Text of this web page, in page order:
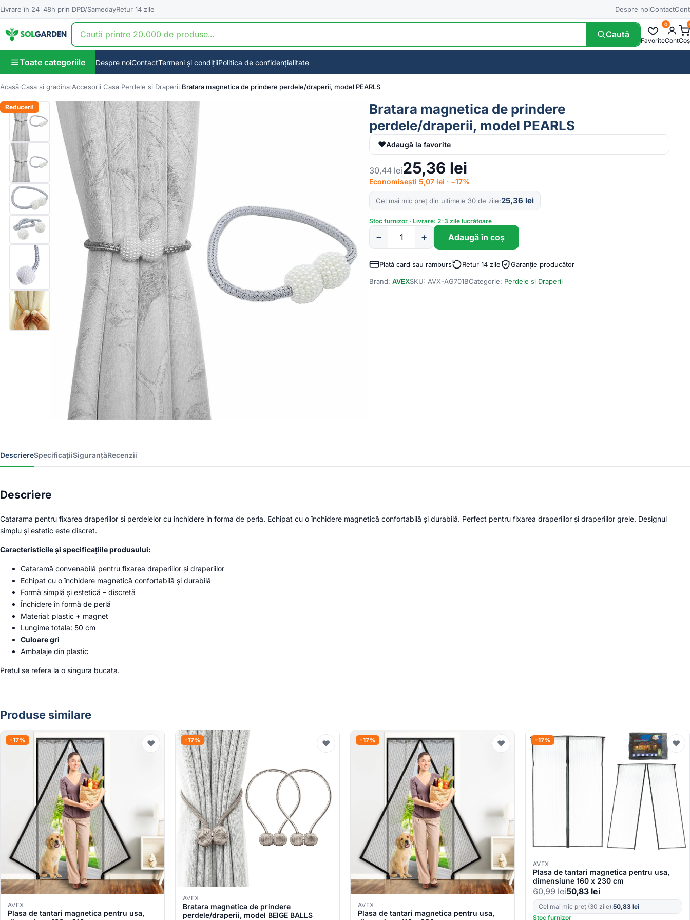
Livrare în 24–48h prin DPD/SamedayRetur 14 zile Despre noiContactCont
Caută
Favorite
0
ContCoș
Toate categoriile Despre noiContactTermeni și condițiiPolitica de confidențialitate
Acasă Casa si gradina Accesorii Casa Perdele si Draperii Bratara magnetica de prindere perdele/draperii, model PEARLS
Reduceri!
Bratara magnetica de prindere
perdele/draperii, model PEARLS
♥Adaugă la favorite
30,44lei25,36 lei
Economisești 5,07 lei · −17%
Cel mai mic preț din ultimele 30 de zile 25,36 lei
Stoc furnizor · Livrare: 2-3 zile lucrătoare
Cantitate
Bratara
magnetica
prindere
− + Adaugă în coș
Plată card sau ramburs Retur 14 zile Garanție producător
Brand:AVEXSKU: AVX-AG701BCategorie: Perdele si Draperii
DescriereSpecificațiiSiguranțăRecenzii
Descriere
Catarama pentru fixarea draperiilor si perdelelor cu inchidere in forma de perla. Echipat cu o închidere magnetică confortabilă și durabilă. Perfect pentru fixarea draperiilor și draperiilor grele. Designul
simplu și estetic este discret.
Caracteristicile și specificațiile produsului:
Cataramă convenabilă pentru fixarea draperiilor și draperiilor
Echipat cu o închidere magnetică confortabilă și durabilă
Formă simplă și estetică – discretă
Închidere în formă de perlă
Material: plastic + magnet
Lungime totala: 50 cm
Culoare gri
Ambalaje din plastic
Pretul se refera la o singura bucata.
Produse similare
-17% ♥
AVEX
Plasa de tantari magnetica pentru usa,
-17% ♥
AVEX
Bratara magnetica de prindere
perdele/draperii, model BEIGE BALLS
-17% ♥
AVEX
Plasa de tantari magnetica pentru usa,
-17% ♥
AVEX
Plasa de tantari magnetica pentru usa,
dimensiune 160 x 230 cm
60,99lei50,83 lei
Cel mai mic preț (30 zile):50,83 lei
Stoc furnizor